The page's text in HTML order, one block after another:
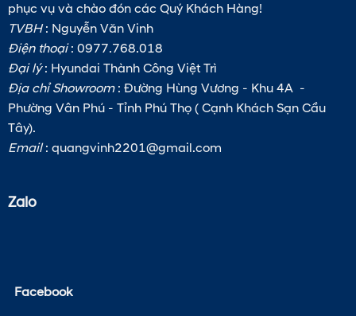
phục vụ và chào đón các Quý Khách Hàng!
TVBH: Nguyễn Văn Vinh
Điện thoại: 0977.768.018
Đại lý: Hyundai Thành Công Việt Trì
Địa chỉ Showroom: Đường Hùng Vương - Khu 4A -
Phường Vân Phú - Tỉnh Phú Thọ ( Cạnh Khách Sạn Cầu
Tây).
Email: quangvinh2201@gmail.com
Zalo
Facebook